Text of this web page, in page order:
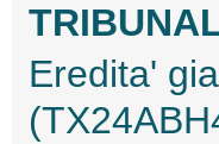
Eredita'